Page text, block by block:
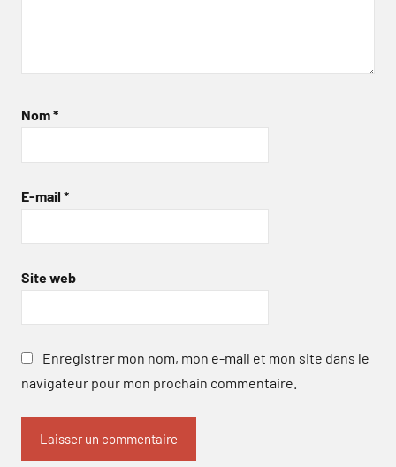
Nom*
E-mail *
Site web
Enregistrer mon nom, mon e-mail et mon site dans le
navigateur pour mon prochain commentaire.